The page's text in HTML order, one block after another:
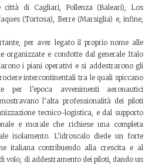
di Cagliari, Pollenza (Baleari), Los
(Tortosa), Berre (Marsiglia) e, infine,
per aver legato il proprio nome alle
organizzate e condotte dal generale Italo
i piani operativi e si addestrarono gli
intercontinentali tra le quali spiccano
per l’epoca avvenimenti aeronautici
l’alta professionalità dei piloti
tecnico-logistica, e dal supporto
e morale che richiese una completa
isolamento. L’idroscalo diede un forte
italiana contribuendo alla crescita e al
volo, di addestramento dei piloti, dando un